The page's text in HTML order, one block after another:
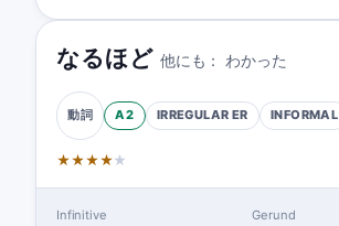
なるほど 他にも： わかった
動詞 A2 IRREGULAR ER INFORMAL
★★★★★
Infinitive Gerund